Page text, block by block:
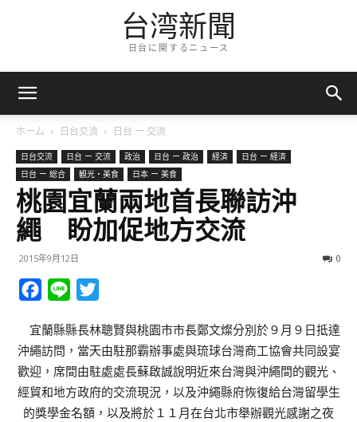
台湾新聞
日台に関するニュース
ホーム 日台交流 日台 ー 交流
日台交流 日台 ー 交流 政治 日台 ー 政治 経済
日台 ー 経済
日台 ー 総合
観光・美食 日本 ー 美食
桃園宜蘭兩地首長聯訪沖
繩 盼加促地方交流
2015年9月12日 0
Facebook
Line
宜蘭縣縣長林聰賢與桃園市市長鄭文燦分別於９月９日抵達
沖繩訪問，當天由駐那霸辦事處與琉球台灣商工協會共同設宴
歡迎，席間由駐處處長蘇啟誠說明近來台灣與沖繩間的觀光、
經貿和地方政府的交流現況，以及沖繩縣府恢復給台灣留學生
的獎學金名額，以及將於１１月在台北市舉辦觀光感謝之夜